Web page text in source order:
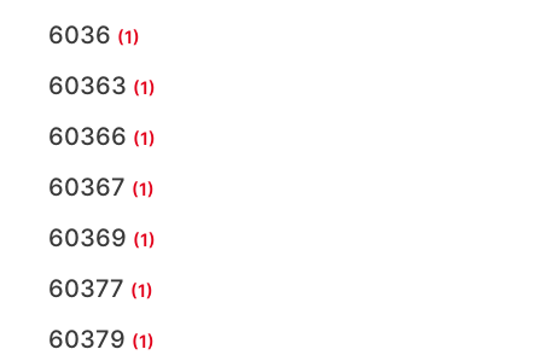
6036 (1)
60363 (1)
60366 (1)
60367 (1)
60369 (1)
60377 (1)
60379 (1)